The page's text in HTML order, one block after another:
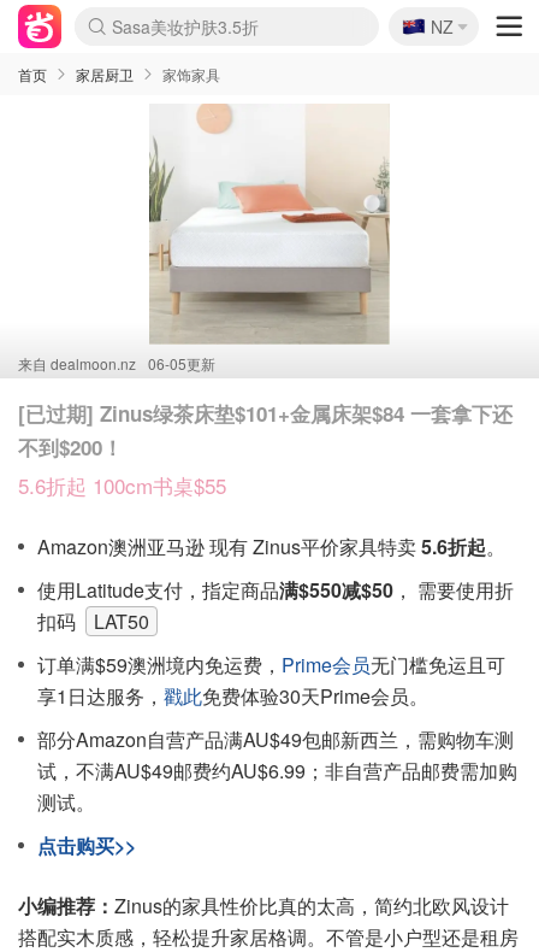
lululemon折扣上新
Sasa美妆护肤3.5折
SSENSE年中3折
FreshBeauty好价汇总
Cettire降价+叠9折
WWS Coles超市实拍
viagogo二手票捡漏
Myer超级周末1折
The Outnet奢牌1折起
David Jones 3折起
Flannels大牌1折
Perfumes Club护肤1折
AMIRO返校季6.2折
Amazon折扣汇总
eToro入金$200送$50
Amazon数码好物
ICONIC本周7.5折
ThedoubleF高奢地板价
Moose Knuckles 6折
丝芙兰5折起
EUFY官网3.7折起
Selenichast首饰2折
Trip机票酒店促销
YSL送5件彩妆礼
Amazon家居好物
Amazon美妆护肤
雅漾大喷$8
过敏原检测盒$33
伊索独家赠50ml沐浴露
科颜氏清仓3折
SEALIFE海洋馆门票6折
丝塔芙大白罐$16
订阅Newsletter送香薰
Cult Beauty 6.8折
Harrods圣诞日历2.3折
LN-CC奢牌私促3折
d'Alba空姐喷雾$16
EVE LOM套装逆天2折
Bernardelli独家4折
Adore Beauty 6折起
CT圣诞日历
Mytheresa奢品2.7折
Luxury Escapes 9折
Currentbody美容仪9折
MOON Garden Live
Roborock扫地机3.7折
Tingo Life水杯$24
Valentino官网5折
CR洗发护发6.3折
修丽可套装7.4折
Myer彩妆2件7折
GANNI官网4.5折
Stylevana韩妆4折
Tessabit高奢8.5折
OGX洗护4折
Amazon阿德莱德次日达
卡诗8.5折+赠礼
Philips Hue灯具8折
🇳🇿
NZ
首页 家居厨卫 家饰家具
来自 dealmoon.nz 06-05更新
[已过期] Zinus绿茶床垫$101+金属床架$84 一套拿下还
不到$200！
5.6折起 100cm书桌$55
Amazon澳洲亚马逊 现有 Zinus平价家具特卖5.6折起。
使用Latitude支付，指定商品满$550减$50 ， 需要使用折
扣码
LAT50
订单满$59澳洲境内免运费， Prime会员无门槛免运且可
享1日达服务， 戳此免费体验30天Prime会员。
部分Amazon自营产品满AU$49包邮新西兰，需购物车测
试，不满AU$49邮费约AU$6.99；非自营产品邮费需加购
测试。
点击购买>>
小编推荐： Zinus的家具性价比真的太高，简约北欧风设计
搭配实木质感，轻松提升家居格调。不管是小户型还是租房